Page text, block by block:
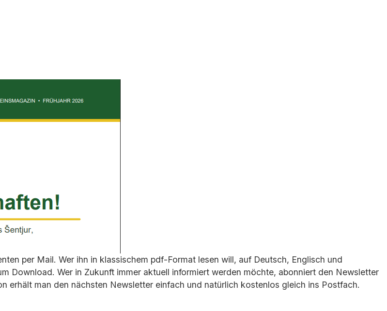
per Mail. Wer ihn in klassischem pdf-Format lesen will, auf Deutsch, Englisch und
Download. Wer in Zukunft immer aktuell informiert werden möchte, abonniert den Newsletter
erhält man den nächsten Newsletter einfach und natürlich kostenlos gleich ins Postfach.